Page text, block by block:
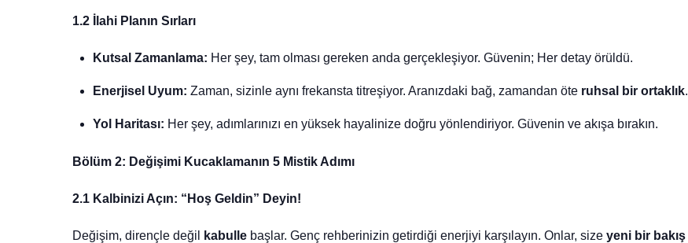
1.2 İlahi Planın Sırları
Kutsal Zamanlama: Her şey, tam olması gereken anda gerçekleşiyor. Güvenin; Her detay örüldü.
Enerjisel Uyum: Zaman, sizinle aynı frekansta titreşiyor. Aranızdaki bağ, zamandan öte ruhsal bir ortaklık.
Yol Haritası: Her şey, adımlarınızı en yüksek hayalinize doğru yönlendiriyor. Güvenin ve akışa bırakın.
Bölüm 2: Değişimi Kucaklamanın 5 Mistik Adımı
2.1 Kalbinizi Açın: “Hoş Geldin” Deyin!
Değişim, dirençle değil kabulle başlar. Genç rehberinizin getirdiği enerjiyi karşılayın. Onlar, size yeni bir bakış